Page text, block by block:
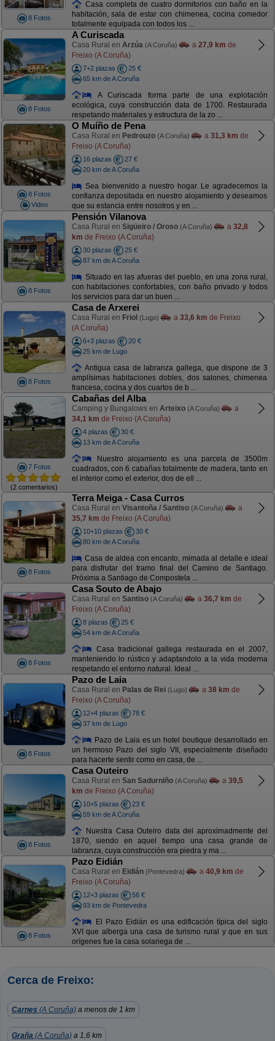
8 Fotos
Casa completa de cuatro dormitorios con baño en la
habitación, sala de estar con chimenea, cocina comedor
totalmente equipada con todos los ...
8 Fotos
A Curiscada
Casa Rural en Arzúa (A Coruña) a 27,9 km de
Freixo (A Coruña)
7+2 plazas
25 €
65 km de A Coruña
A Curiscada forma parte de una explotación
ecológica, cuya construcción data de 1700. Restaurada
respetando materiales y estructura de la zo ...
8 Fotos
Video
O Muíño de Pena
Casa Rural en Pedrouzo (A Coruña) a 31,3 km de
Freixo (A Coruña)
16 plazas
27 €
20 km de A Coruña
Sea bienvenido a nuestro hogar. Le agradecemos la
confianza depositada en nuestro alojamiento y deseamos
que su estancia entre nosotros y en ...
8 Fotos
Pensión Vilanova
Casa Rural en Sigüeiro / Oroso (A Coruña) a 32,8
km de Freixo (A Coruña)
30 plazas
25 €
87 km de A Coruña
Situado en las afueras del pueblo, en una zona rural,
con habitaciones confortables, con baño privado y todos
los servicios para dar un buen ...
8 Fotos
Casa de Arxerei
Casa Rural en Friol (Lugo) a 33,6 km de Freixo
(A Coruña)
6+3 plazas
20 €
25 km de Lugo
Antigua casa de labranza gallega, que dispone de 3
amplísimas habitaciones dobles, dos salones, chimenea
francesa, cocina y dos cuartos de b ...
7 Fotos
(2 comentarios)
Cabañas del Alba
Camping y Bungalows en Arteixo (A Coruña)
a
34,1 km de Freixo (A Coruña)
4 plazas
30 €
13 km de A Coruña
Nuestro alojamiento es una parcela de 3500m
cuadrados, con 6 cabañas totalmente de madera, tanto en
el interior como el exterior, dos de ell ...
8 Fotos
Terra Meiga - Casa Curros
Casa Rural en Visantoña / Santiso (A Coruña)
a
35,7 km de Freixo (A Coruña)
10+10 plazas
30 €
80 km de A Coruña
Casa de aldea con encanto, mimada al detalle e ideal
para disfrutar del tramo final del Camino de Santiago.
Próxima a Santiago de Compostela ...
8 Fotos
Casa Souto de Abajo
Casa Rural en Santiso (A Coruña) a 36,7 km de
Freixo (A Coruña)
8 plazas
25 €
54 km de A Coruña
Casa tradicional gallega restaurada en el 2007,
manteniendo lo rústico y adaptandolo a la vida moderna
respetando el entorno natural. Ideal ...
8 Fotos
Pazo de Laia
Casa Rural en Palas de Rei (Lugo) a 38 km de
Freixo (A Coruña)
12+4 plazas
78 €
37 km de Lugo
Pazo de Laia es un hotel boutique desarrollado en
un hermoso Pazo del siglo VII, especialmente diseñado
para hacerte sentir como en casa, de ...
8 Fotos
Casa Outeiro
Casa Rural en San Sadurniño (A Coruña) a 39,5
km de Freixo (A Coruña)
10+5 plazas
23 €
59 km de A Coruña
Nuestra Casa Outeiro data del aproximadmente del
1870, siendo en aquel tiempo una casa grande de
labranza, cuya construcción era piedra y ma ...
8 Fotos
Pazo Eidián
Casa Rural en Eidián (Pontevedra) a 40,9 km de
Freixo (A Coruña)
12+3 plazas
56 €
93 km de Pontevedra
El Pazo Eidián es una edificación típica del siglo
XVI que alberga una casa de turismo rural y que en sus
orígenes fue la casa solariega de ...
Cerca de Freixo:
Carnes (A Coruña) a menos de 1 km
Graña (A Coruña) a 1,6 km